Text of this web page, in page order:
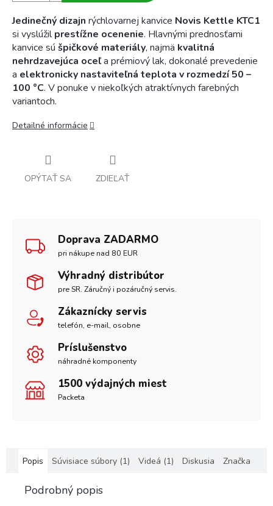
Jedinečný dizajn rýchlovarnej kanvice Novis Kettle KTC1
si vyslúžilprestížne ocenenie. Hlavnými prednosťami
kanvice sú špičkové materiály, najmä kvalitná
nehrdzavejúca oceľa prémiový lak, dokonalé prevedenie
a elektronicky nastaviteľná teplota v rozmedzí 50 –
100 °C. V ponuke v niekoľkých atraktívnych farebných
variantoch.
Detailné informácie
OPÝTAŤ SA ZDIEĽAŤ
Doprava ZADARMO
pri nákupe nad 80 EUR
Výhradný distribútor
pre SR. Záručný i pozáručný servis.
Zákaznícky servis
telefón, e-mail, osobne
Príslušenstvo
náhradné komponenty
1500 výdajných miest
Packeta
Popis Súvisiace súbory (1) Videá (1) Diskusia Značka
Podrobný popis